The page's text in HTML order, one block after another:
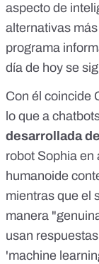
aspecto de
alternativas
programa
día de hoy se
Con él coincide
lo que a
desarrollada
robot Sophia en
humanoide
mientras que el
manera
usan
'machine